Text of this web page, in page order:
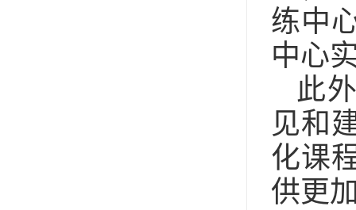
练中
中心
此
见和
化课
供更